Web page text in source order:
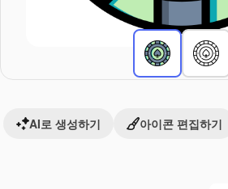
AI로 생성하기 아이콘 편집하기